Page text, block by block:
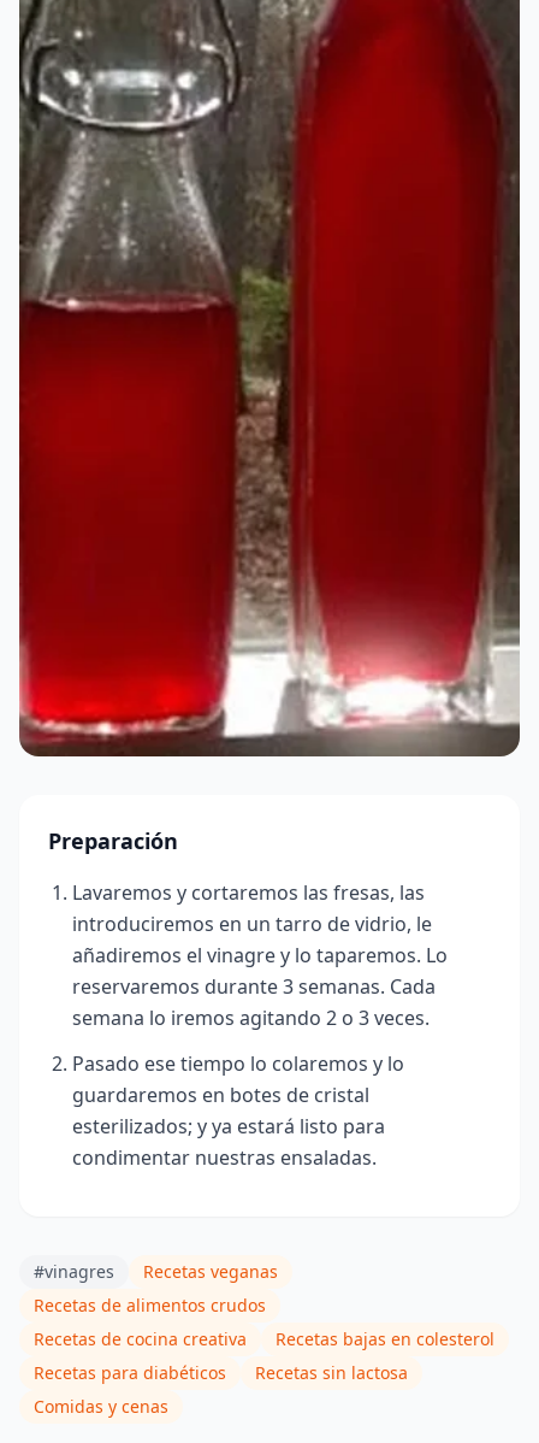
Preparación
Lavaremos y cortaremos las fresas, las
introduciremos en un tarro de vidrio, le
añadiremos el vinagre y lo taparemos. Lo
reservaremos durante 3 semanas. Cada
semana lo iremos agitando 2 o 3 veces.
Pasado ese tiempo lo colaremos y lo
guardaremos en botes de cristal
esterilizados; y ya estará listo para
condimentar nuestras ensaladas.
#vinagres
Recetas veganas
Recetas de alimentos crudos
Recetas de cocina creativa
Recetas bajas en colesterol
Recetas para diabéticos
Recetas sin lactosa
Comidas y cenas